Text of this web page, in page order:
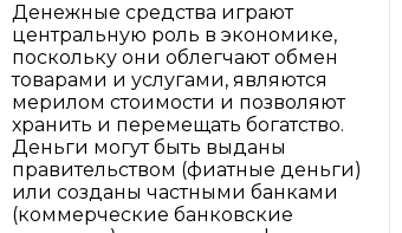
Денежные средства играют
центральную роль в экономике,
поскольку они облегчают обмен
товарами и услугами, являются
мерилом стоимости и позволяют
хранить и перемещать богатство.
Деньги могут быть выданы
правительством (фиатные деньги)
или созданы частными банками
(коммерческие банковские